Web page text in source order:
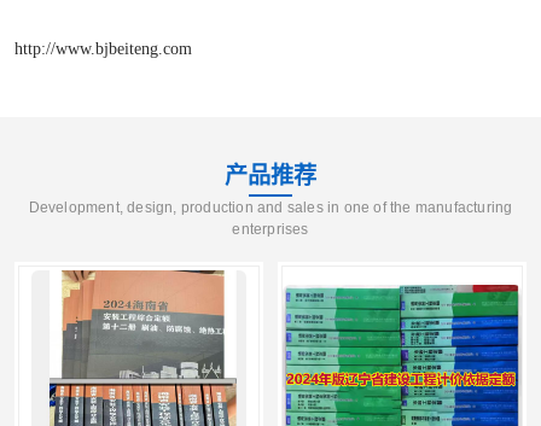
http://www.bjbeiteng.com
产品推荐
Development, design, production and sales in one of the manufacturing
enterprises